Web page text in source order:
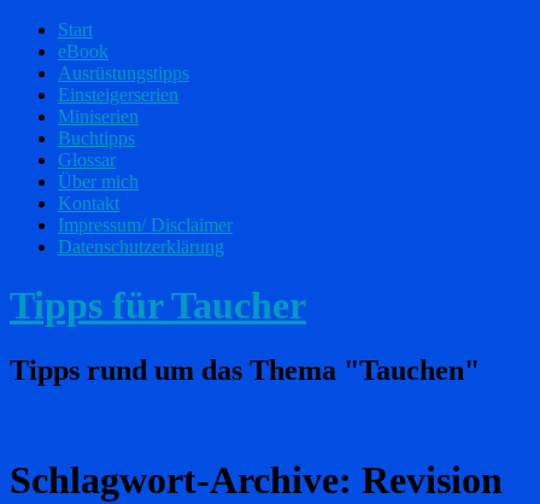
Start
eBook
Ausrüstungstipps
Einsteigerserien
Miniserien
Buchtipps
Glossar
Über mich
Kontakt
Impressum/ Disclaimer
Datenschutzerklärung
Tipps für Taucher
Tipps rund um das Thema "Tauchen"
Schlagwort-Archive: Revision